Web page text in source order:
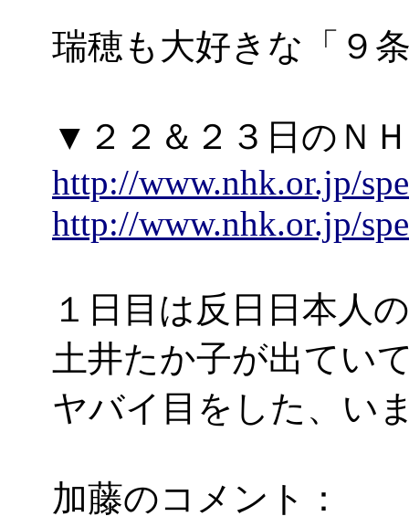
瑞穂も大好きな「９
▼２２＆２３日のＮ
http://www.nhk.or.jp/
http://www.nhk.or.jp/
１日目は反日日本人
土井たか子が出てい
ヤバイ目をした、い
加藤のコメント：